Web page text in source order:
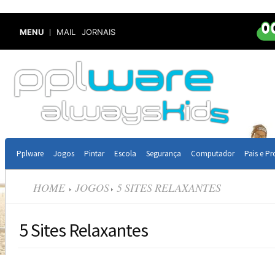
MENU MAIL JORNAIS
Pplware Jogos Pintar Escola Segurança Computador Pais e
HOME JOGOS 5 SITES RELAXANTES
5 Sites Relaxantes